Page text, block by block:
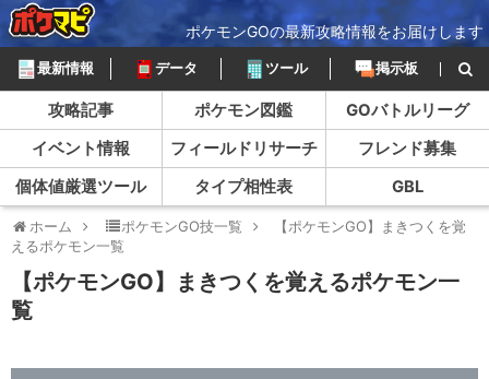
ポケモンGOの最新攻略情報をお届けします
最新情報 データ ツール 掲示板
攻略記事 ポケモン図鑑
GOバトルリーグ
イベント情報
フィールドリサーチ
フレンド募集
個体値厳選ツール
タイプ相性表 GBL
ホーム ポケモンGO技一覧
【ポケモンGO】まきつくを覚
えるポケモン一覧
【ポケモンGO】まきつくを覚えるポケモン一
覧